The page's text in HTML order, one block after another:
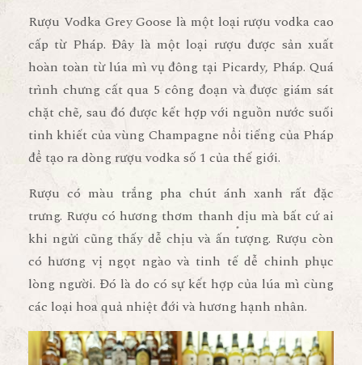
Rượu Vodka Grey Goose là một loại rượu vodka cao
cấp từ Pháp. Đây là một loại rượu được sản xuất
hoàn toàn từ lúa mì vụ đông tại Picardy, Pháp. Quá
trình chưng cất qua 5 công đoạn và được giám sát
chặt chẽ, sau đó được kết hợp với nguồn nước suối
tinh khiết của vùng Champagne nổi tiếng của Pháp
để tạo ra dòng rượu vodka số 1 của thế giới.
Rượu có màu trắng pha chút ánh xanh rất đặc
trưng. Rượu có hương thơm thanh dịu mà bất cứ ai
khi ngửi cũng thấy dễ chịu và ấn tượng. Rượu còn
có hương vị ngọt ngào và tinh tế dễ chinh phục
lòng người. Đó là do có sự kết hợp của lúa mì cùng
các loại hoa quả nhiệt đới và hương hạnh nhân.